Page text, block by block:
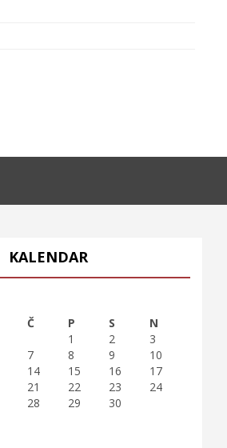
KALENDAR
Č P S
N
1
2
3
7 8 9
10
14 15 16
17
21 22 23
24
28 29 30